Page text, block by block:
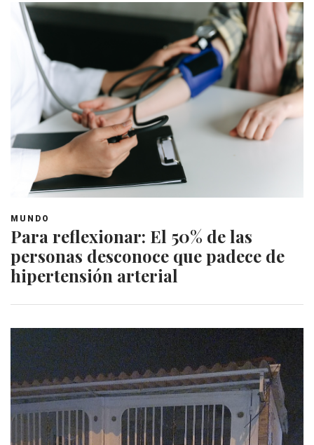
MUNDO
Para reflexionar: El 50% de las
personas desconoce que padece de
hipertensión arterial